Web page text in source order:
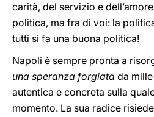
carità, del servizio e
politica, ma fra di voi: la
tutti si fa una buona politica!
Napoli è sempre pronta a
una speranza forgiata da
autentica e concreta sulla
momento. La sua radice